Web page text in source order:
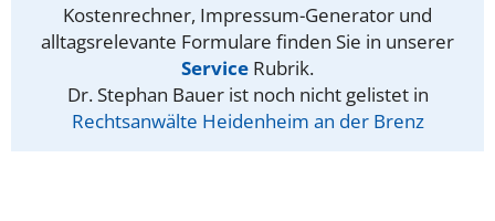
Kostenrechner, Impressum-Generator und
alltagsrelevante Formulare finden Sie in unserer
Service Rubrik.
Dr. Stephan Bauer ist noch nicht gelistet in
Rechtsanwälte Heidenheim an der Brenz